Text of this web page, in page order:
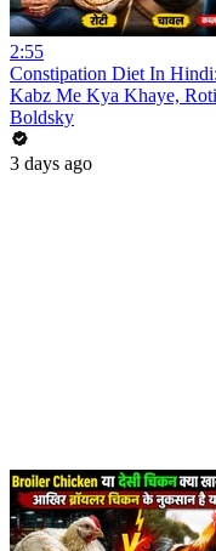
2:55
Constipation Diet In Hindi:
Kabz Me Kya Khaye,
Boldsky
3 days ago